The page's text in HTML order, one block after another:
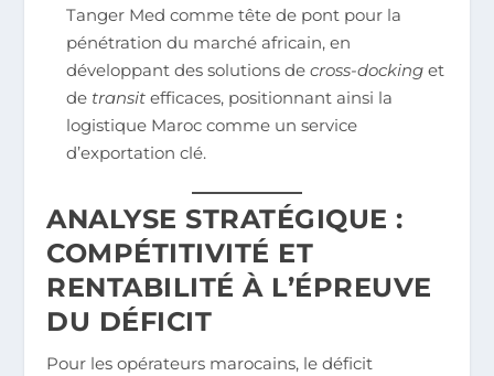
Tanger Med comme tête de pont pour la
pénétration du marché africain, en
développant des solutions de cross-dockinget
de transitefficaces, positionnant ainsi la
logistique Maroc comme un service
d’exportation clé.
ANALYSE STRATÉGIQUE :
COMPÉTITIVITÉ ET
RENTABILITÉ À L’ÉPREUVE
DU DÉFICIT
Pour les opérateurs marocains, le déficit